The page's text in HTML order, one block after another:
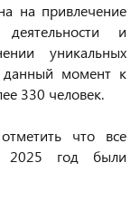
на привлечение
и
уникальных
данный момент к
330 человек.
что все
2025 год были